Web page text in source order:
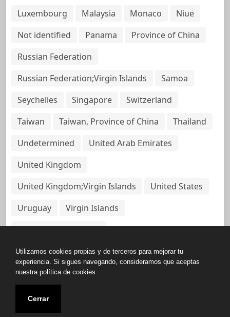
Luxembourg
Malaysia Monaco
Niue
Not identified
Panama
Province of China
Russian Federation
Russian Federation;Virgin Islands
Samoa
Seychelles
Singapore
Switzerland
Taiwan
Taiwan, Province of China
Thailand
Undetermined
United Arab Emirates
United Kingdom
United Kingdom;Virgin Islands
United States
Uruguay
Virgin Islands
Virgin Islands, British
Copyright © All rights reserved.
Base de Datos de Papeles Del Panamá
Utilizamos cookies propias y de terceros para mejorar tu
experiencia. Si sigues navegando, consideramos que aceptas
nuestra política de cookies
Cerrar